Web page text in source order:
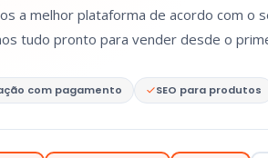
a melhor plataforma de acordo com o
tudo pronto para vender desde o
com pagamento SEO para produtos